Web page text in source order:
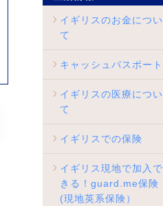
イギリスのお金につい
て
キャッシュパスポート
イギリスの医療につい
て
イギリスでの保険
イギリス現地で加入で
きる！guard.me保険
(現地英系保険）